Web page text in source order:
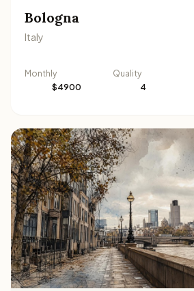
Bologna
Italy
Monthly
$4900
Quality
4